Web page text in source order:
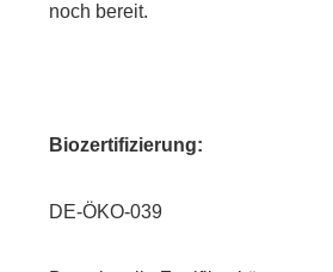
noch bereit.
Biozertifizierung:
DE-ÖKO-039